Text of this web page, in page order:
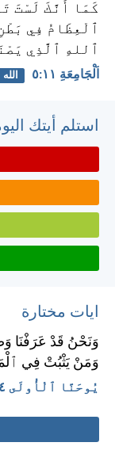
كَمَا أَنَّكَ لَسْتَ
ٱلْعِظَامُ فِي
ٱللهِ ٱلَّذِي
اَلْجَامِعَةِ ١١:‏٥ الله
استلم أيتك
ايات مختارة
وَنَحْنُ قَدْ عَرَفْنَا
وَمَنْ يَثْبُتْ فِي
يُوحَنَّا ٱلْأُولَى ٤:‏١٦